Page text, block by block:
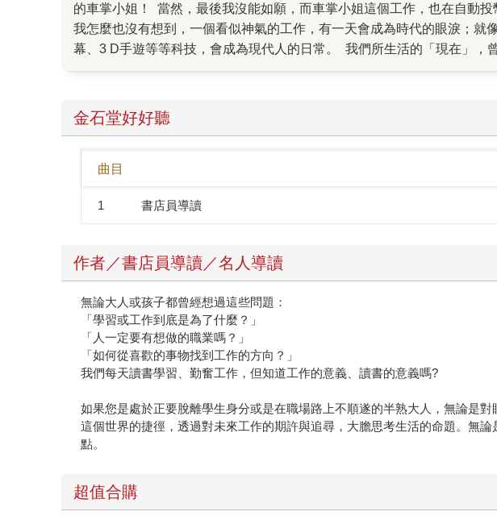
的車掌小姐！ 當然，最後我沒能如願，而車掌小姐這個工作，也在自動
我怎麼也沒有想到，一個看似神氣的工作，有一天會成為時代的眼淚；
幕、3 D手遊等等科技，會成為現代人的日常。 我們所生活的「現在」
在月球，有代行機器人幫忙跑腿，穿上肌力裝每個人都可以變大力士，
在做；而且每一個角色，都有可能是孩子的未來！ 藉由與未來的職業真
介紹14種未來工作型態， 邀請28位在線工作者現身說法，透過實際的人
具象而清晰。 書中各個行業的頂尖高手從小學、國中、高中、大學到社
作型態接軌，為生涯教育啟蒙！ 時代在進步，眼界要打開，現在「我的
握未來。「未來工作圖鑑」不只揭開孩子對未來世界的想像，也幫助親
金石堂好好聽
曲目
1 書店員導讀
作者／書店員導讀／名人導讀
無論大人或孩子都曾經想過這些問題：
「學習或工作到底是為了什麼？」
「人一定要有想做的職業嗎？」
「如何從喜歡的事物找到工作的方向？」
我們每天讀書學習、勤奮工作，但知道工作的意義、讀書的意義嗎?
如果您是處於正要脫離學生身分或是在職場路上不順遂的半熟大人，無論是
這個世界的捷徑，透過對未來工作的期許與追尋，大膽思考生活的命題。無
點。
超值合購